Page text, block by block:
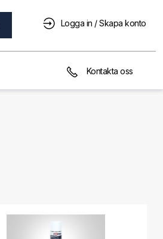
Logga in / Skapa konto
Kontakta oss